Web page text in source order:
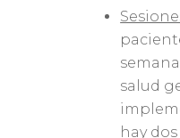
salud
hay